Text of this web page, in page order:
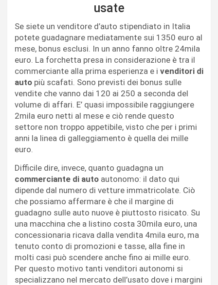
usate
Se siete un venditore d’auto stipendiato in Italia
potete guadagnare mediatamente sui 1350 euro al
mese, bonus esclusi. In un anno fanno oltre 24mila
euro. La forchetta presa in considerazione è tra il
commerciante alla prima esperienza e i venditori di
auto più scafati. Sono previsti dei bonus sulle
vendite che vanno dai 120 ai 250 a seconda del
volume di affari. E’ quasi impossibile raggiungere
2mila euro netti al mese e ciò rende questo
settore non troppo appetibile, visto che per i primi
anni la linea di galleggiamento è quella dei mille
euro.
Difficile dire, invece, quanto guadagna un
commerciante di auto autonomo: il dato qui
dipende dal numero di vetture immatricolate. Ciò
che possiamo affermare è che il margine di
guadagno sulle auto nuove è piuttosto risicato. Su
una macchina che a listino costa 30mila euro, una
concessionaria ricava dalla vendita 4mila euro, ma
tenuto conto di promozioni e tasse, alla fine in
molti casi può scendere anche fino ai mille euro.
Per questo motivo tanti venditori autonomi si
specializzano nel mercato dell’usato dove i margini